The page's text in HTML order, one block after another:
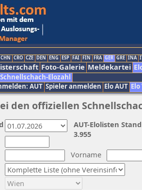
CHN CRO CZE DEN ENG ESP FAI FIN FRA GER GRE INA
Foto-Galerie Meldekartei
Schnellschach-Elozahl
AUT Spieler anmelden Elo AUT
den offiziellen
Vorname
AUT-Elolisten
3.955